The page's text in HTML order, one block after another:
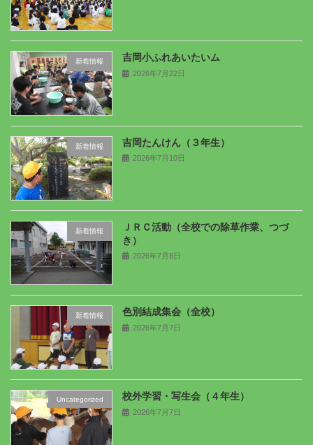
新着情報 吉岡小ふれあいたいム
2026年7月22日
新着情報 吉岡たんけん（３年生）
2026年7月10日
新着情報
ＪＲＣ活動（全校での除草作業、つづ
き）
2026年7月8日
新着情報 色別結成集会（全校）
2026年7月7日
Uncategorized 校外学習・写生会（４年生）
2026年7月7日